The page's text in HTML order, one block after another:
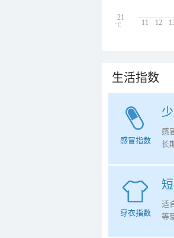
11 12
21
℃
生活指数
感冒指数
感
长
穿衣指数
适
等